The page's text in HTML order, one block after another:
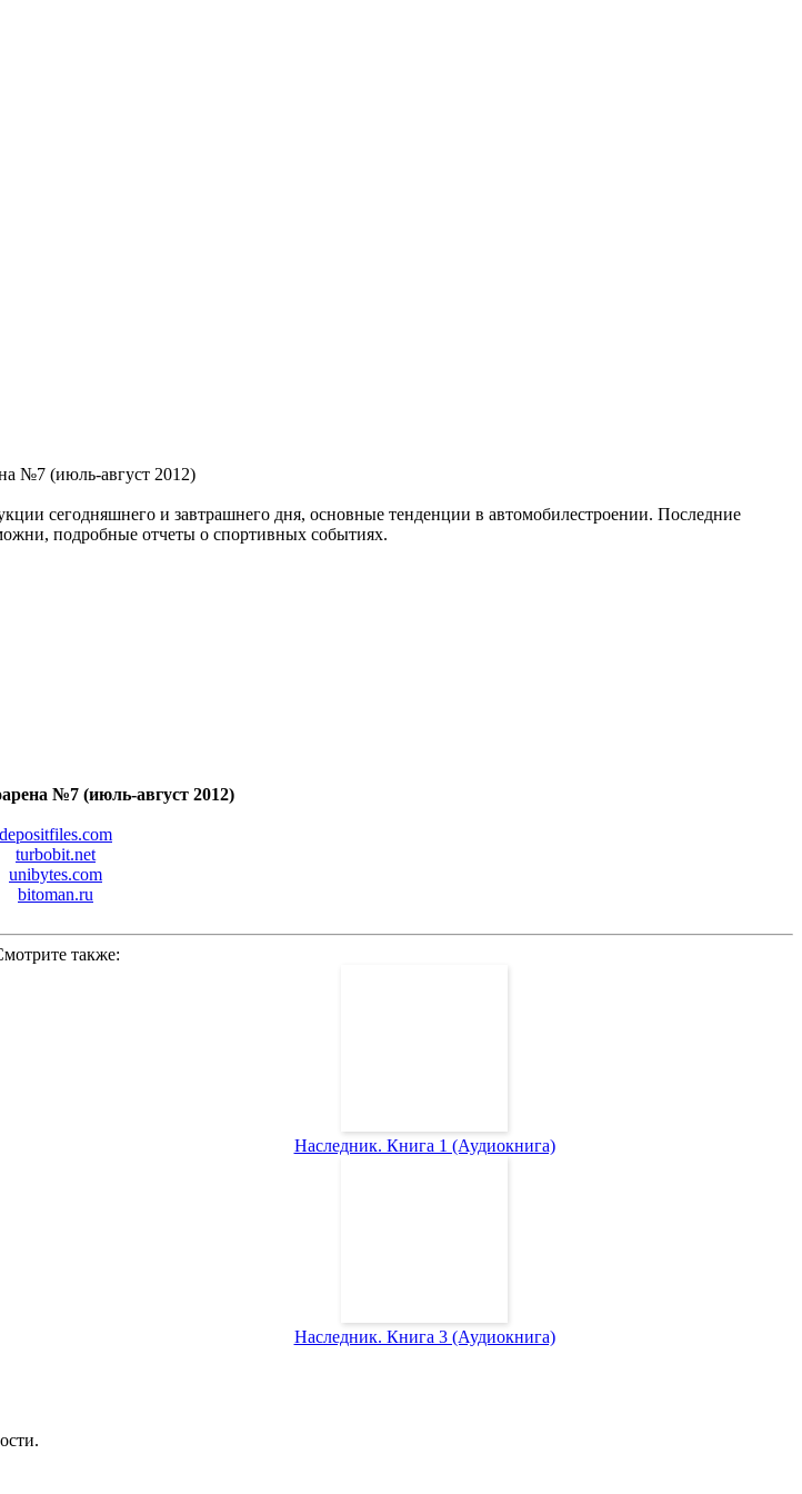
сегодняшнего и завтрашнего дня, основные тенденции в автомобилестроении. Последние
подробные отчеты о спортивных событиях.
№7 (июль-август 2012)
depositfiles.com
turbobit.net
unibytes.com
bitoman.ru
также:
Наследник. Книга 1 (Аудиокнига)
Наследник. Книга 3 (Аудиокнига)